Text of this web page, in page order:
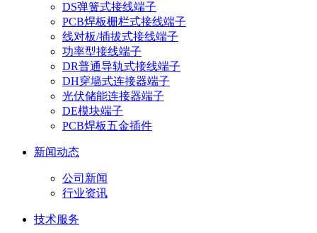
DS弹簧式接线端子
PCB焊板栅栏式接线端子
线对板/插拔式接线端子
功率型接线端子
DR普通导轨式接线端子
DH穿墙式连接器端子
光伏储能连接器端子
DE模块端子
PCB焊板五金插件
新闻动态
公司新闻
行业资讯
技术服务